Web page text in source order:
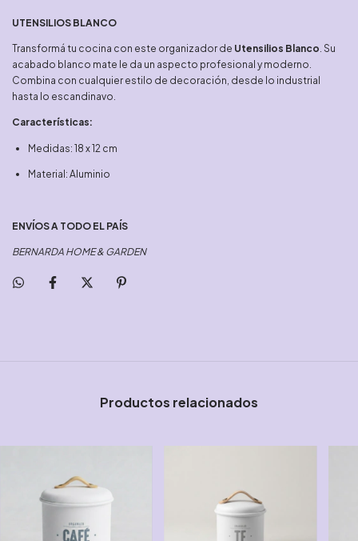
UTENSILIOS BLANCO
Transformá tu cocina con este organizador de Utensilios Blanco. Su
acabado blanco mate le da un aspecto profesional y moderno.
Combina con cualquier estilo de decoración, desde lo industrial
hasta lo escandinavo.
Características:
Medidas: 18 x 12 cm
Material: Aluminio
ENVÍOS A TODO EL PAÍS
BERNARDA HOME & GARDEN
Productos relacionados